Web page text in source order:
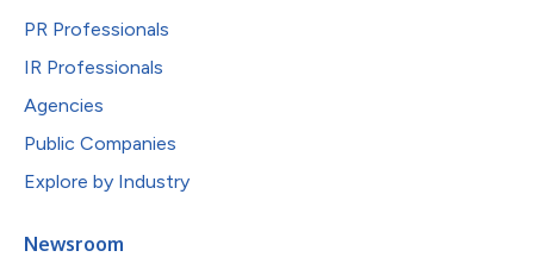
PR Professionals
IR Professionals
Agencies
Public Companies
Explore by Industry
Newsroom